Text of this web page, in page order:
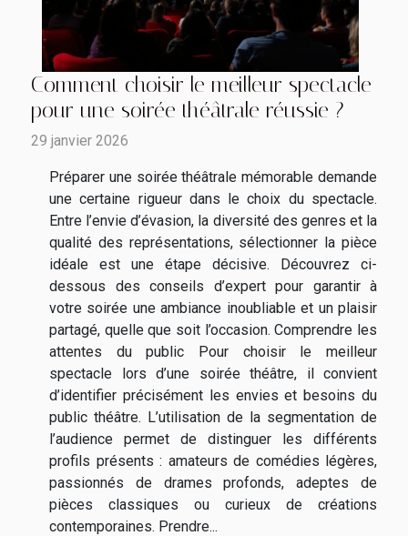
Comment choisir le meilleur spectacle
pour une soirée théâtrale réussie ?
29 janvier 2026
Préparer une soirée théâtrale mémorable demande
une certaine rigueur dans le choix du spectacle.
Entre l’envie d’évasion, la diversité des genres et la
qualité des représentations, sélectionner la pièce
idéale est une étape décisive. Découvrez ci-
dessous des conseils d’expert pour garantir à
votre soirée une ambiance inoubliable et un plaisir
partagé, quelle que soit l’occasion. Comprendre les
attentes du public Pour choisir le meilleur
spectacle lors d’une soirée théâtre, il convient
d’identifier précisément les envies et besoins du
public théâtre. L’utilisation de la segmentation de
l’audience permet de distinguer les différents
profils présents : amateurs de comédies légères,
passionnés de drames profonds, adeptes de
pièces classiques ou curieux de créations
contemporaines. Prendre...